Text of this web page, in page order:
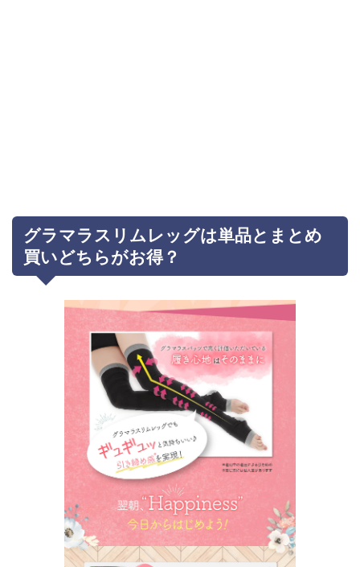
グラマラスリムレッグは単品とまとめ
買いどちらがお得？